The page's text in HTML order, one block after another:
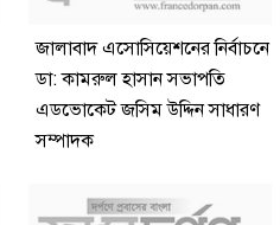
জালাবাদ এসোসিয়েশনের নির্বাচনে
ডা: কামরুল হাসান সভাপতি
এডভোকেট জসিম উদ্দিন সাধারণ
সম্পাদক